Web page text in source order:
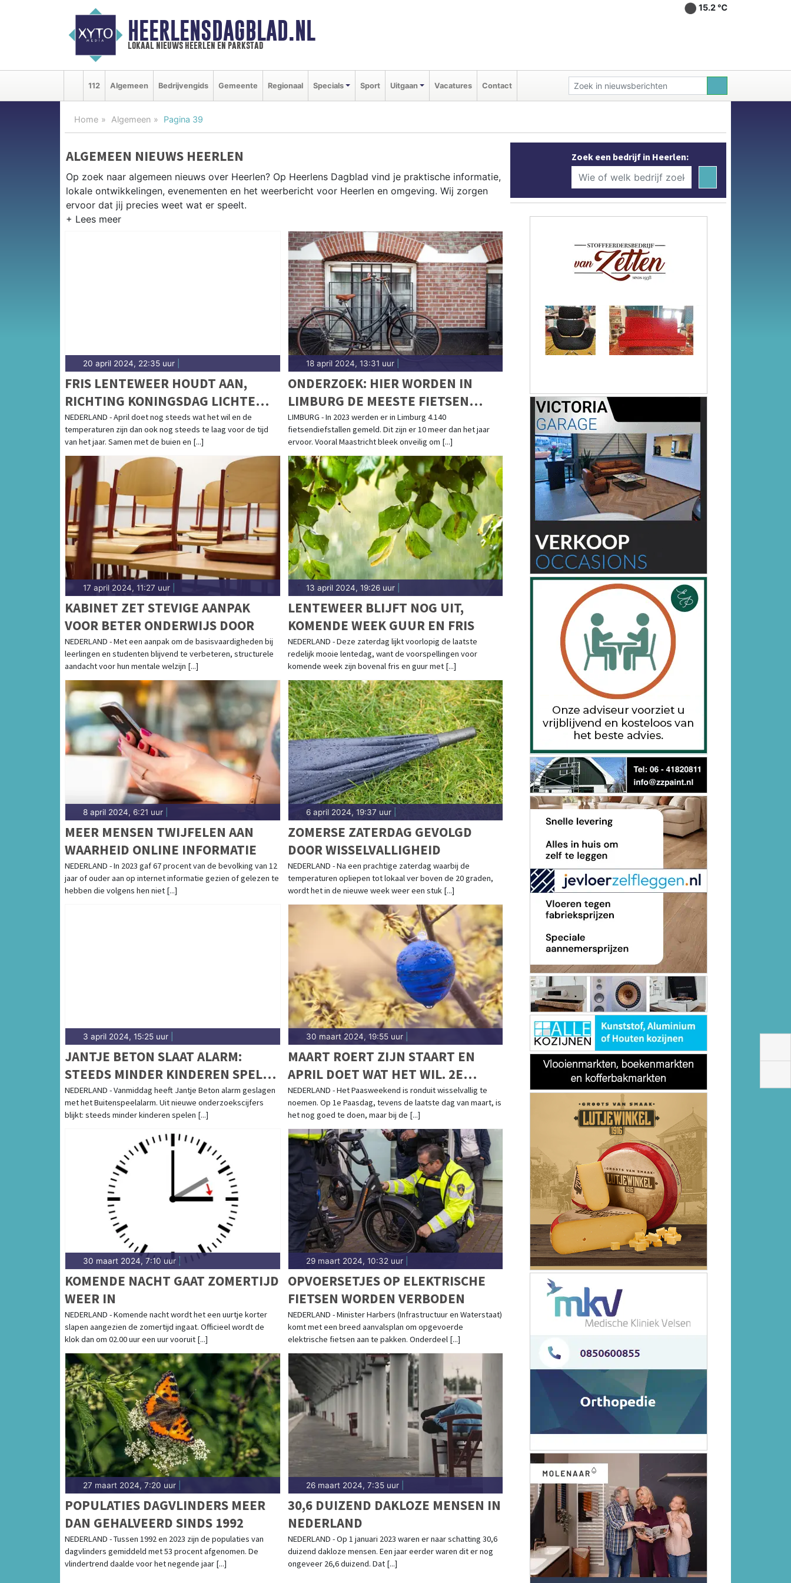
HEERLENSDAGBLAD.NL
lokaal nieuws heerlen en parkstad
15.2 ℃
112 Algemeen Bedrijvengids Gemeente Regionaal Specials Sport Uitgaan Vacatures Contact
Home Algemeen Pagina 39
ALGEMEEN NIEUWS HEERLEN
Op zoek naar algemeen nieuws over Heerlen? Op Heerlens Dagblad vind je praktische informatie,
lokale ontwikkelingen, evenementen en het weerbericht voor Heerlen en omgeving. Wij zorgen
ervoor dat jij precies weet wat er speelt.
Van werkzaamheden op de A76 tot evenementen als de Heerlen Parkstad Run en het
20 april 2024, 22:35 uur
FRIS LENTEWEER HOUDT AAN,
RICHTING KONINGSDAG LICHTE
VERBETERING
NEDERLAND - April doet nog steeds wat het wil en de
temperaturen zijn dan ook nog steeds te laag voor de tijd
van het jaar. Samen met de buien en [...]
18 april 2024, 13:31 uur|
ONDERZOEK: HIER WORDEN IN
LIMBURG DE MEESTE FIETSEN
GESTOLEN
LIMBURG - In 2023 werden er in Limburg 4.140
fietsendiefstallen gemeld. Dit zijn er 10 meer dan het jaar
ervoor. Vooral Maastricht bleek onveilig om [...]
17 april 2024, 11:27 uur
KABINET ZET STEVIGE AANPAK
VOOR BETER ONDERWIJS DOOR
NEDERLAND - Met een aanpak om de basisvaardigheden bij
leerlingen en studenten blijvend te verbeteren, structurele
aandacht voor hun mentale welzijn [...]
13 april 2024, 19:26 uur|
LENTEWEER BLIJFT NOG UIT,
KOMENDE WEEK GUUR EN FRIS
NEDERLAND - Deze zaterdag lijkt voorlopig de laatste
redelijk mooie lentedag, want de voorspellingen voor
komende week zijn bovenal fris en guur met [...]
8 april 2024, 6:21 uur
MEER MENSEN TWIJFELEN AAN
WAARHEID ONLINE INFORMATIE
NEDERLAND - In 2023 gaf 67 procent van de bevolking van 12
jaar of ouder aan op internet informatie gezien of gelezen te
hebben die volgens hen niet [...]
6 april 2024, 19:37 uur|
ZOMERSE ZATERDAG GEVOLGD
DOOR WISSELVALLIGHEID
NEDERLAND - Na een prachtige zaterdag waarbij de
temperaturen opliepen tot lokaal ver boven de 20 graden,
wordt het in de nieuwe week weer een stuk [...]
3 april 2024, 15:25 uur
JANTJE BETON SLAAT ALARM:
STEEDS MINDER KINDEREN SPELEN
BUITEN!
NEDERLAND - Vanmiddag heeft Jantje Beton alarm geslagen
met het Buitenspeelalarm. Uit nieuwe onderzoekscijfers
blijkt: steeds minder kinderen spelen [...]
30 maart 2024, 19:55 uur|
MAART ROERT ZIJN STAART EN
APRIL DOET WAT HET WIL. 2E
PAASDAG REGENACHTIG, DAARNA
WISSELVALLIG MET HOGERE
TEMPERATUREN
NEDERLAND - Het Paasweekend is ronduit wisselvallig te
noemen. Op 1e Paasdag, tevens de laatste dag van maart, is
het nog goed te doen, maar bij de [...]
30 maart 2024, 7:10 uur
KOMENDE NACHT GAAT ZOMERTIJD
WEER IN
NEDERLAND - Komende nacht wordt het een uurtje korter
slapen aangezien de zomertijd ingaat. Officieel wordt de
klok dan om 02.00 uur een uur vooruit [...]
29 maart 2024, 10:32 uur|
OPVOERSETJES OP ELEKTRISCHE
FIETSEN WORDEN VERBODEN
NEDERLAND - Minister Harbers (Infrastructuur en Waterstaat)
komt met een breed aanvalsplan om opgevoerde
elektrische fietsen aan te pakken. Onderdeel [...]
27 maart 2024, 7:20 uur
POPULATIES DAGVLINDERS MEER
DAN GEHALVEERD SINDS 1992
NEDERLAND - Tussen 1992 en 2023 zijn de populaties van
dagvlinders gemiddeld met 53 procent afgenomen. De
vlindertrend daalde voor het negende jaar [...]
26 maart 2024, 7:35 uur|
30,6 DUIZEND DAKLOZE MENSEN IN
NEDERLAND
NEDERLAND - Op 1 januari 2023 waren er naar schatting 30,6
duizend dakloze mensen. Een jaar eerder waren dit er nog
ongeveer 26,6 duizend. Dat [...]
Zoek een bedrijf in Heerlen: